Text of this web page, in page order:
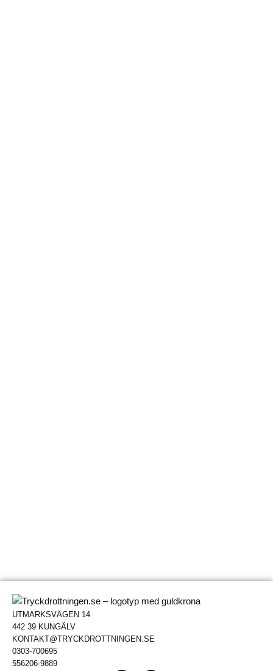
UTMARKSVÄGEN 14
442 39 KUNGÄLV
KONTAKT@TRYCKDROTTNINGEN.SE
0303-700695
556206-9889